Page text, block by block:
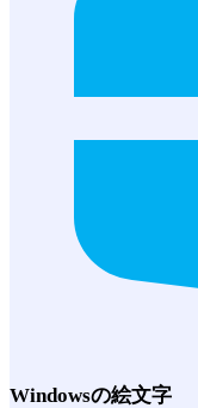
Windowsの絵文字